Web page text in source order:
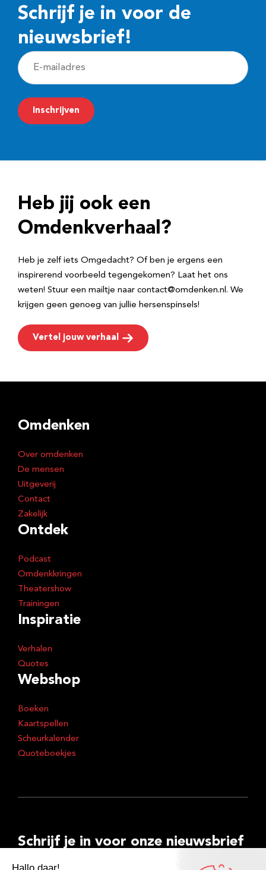
Schrijf je in voor de
nieuwsbrief!
E
-
m
a
r
e
Inschrijven
Heb jij ook een
Omdenkverhaal?
Heb je zelf iets Omgedacht? Of ben je ergens een
inspirerend voorbeeld tegengekomen? Laat het ons
weten! Stuur een mailtje naar contact@omdenken.nl. We
krijgen geen genoeg van jullie hersenspinsels!
Vertel jouw verhaal
Omdenken
Over omdenken
De mensen
Uitgeverij
Contact
Zakelijk
Ontdek
Podcast
Omdenkkringen
Theatershow
Trainingen
Inspiratie
Verhalen
Quotes
Webshop
Boeken
Kaartspellen
Scheurkalender
Quoteboekjes
Schrijf je in voor onze nieuwsbrief